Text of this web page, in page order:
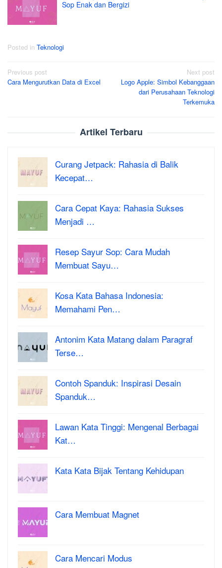
Sop Enak dan Bergizi
Posted in Teknologi
Post
navigation
Previous post
Cara Mengurutkan Data di Excel
Next post
Logo Apple: Simbol Kebanggaan
dari Perusahaan Teknologi
Terkemuka
Artikel Terbaru
Curang Jetpack: Rahasia di Balik
Kecepat…
Cara Cepat Kaya: Rahasia Sukses
Menjadi …
Resep Sayur Sop: Cara Mudah
Membuat Sayu…
Kosa Kata Bahasa Indonesia:
Memahami Pen…
Antonim Kata Matang dalam Paragraf
Terse…
Contoh Spanduk: Inspirasi Desain
Spanduk…
Lawan Kata Tinggi: Mengenal Berbagai
Kat…
Kata Kata Bijak Tentang Kehidupan
Cara Membuat Magnet
Cara Mencari Modus